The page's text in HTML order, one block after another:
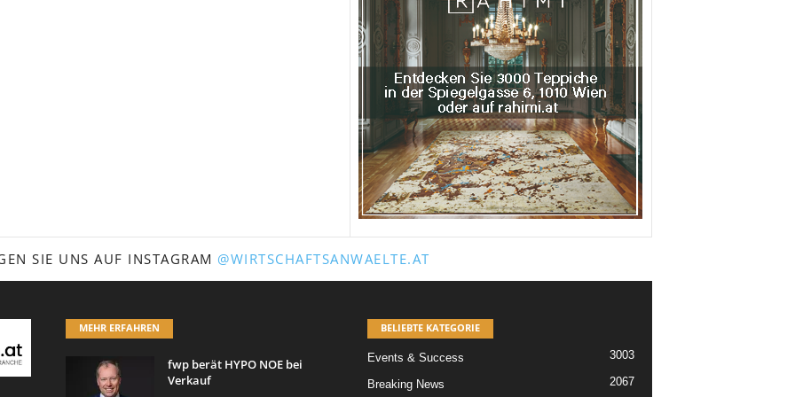
SIE UNS AUF INSTAGRAM @WIRTSCHAFTSANWAELTE.AT
MEHR ERFAHREN
fwp berät HYPO NOE bei
Verkauf
BELIEBTE KATEGORIE
Events & Success 3003
Breaking News 2067